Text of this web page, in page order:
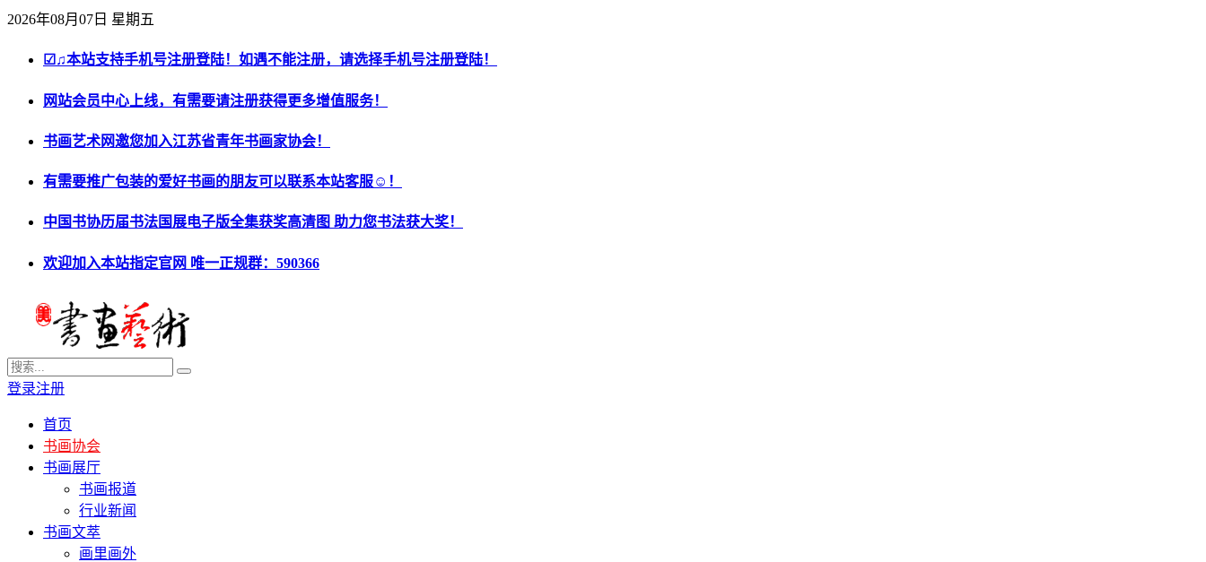
2026年08月07日 星期五
☑♫本站支持手机号注册登陆！如遇不能注册，请选择手机号注册登陆！
网站会员中心上线，有需要请注册获得更多增值服务！
书画艺术网邀您加入江苏省青年书画家协会！
有需要推广包装的爱好书画的朋友可以联系本站客服☺！
中国书协历届书法国展电子版全集获奖高清图 助力您书法获大奖！
欢迎加入本站指定官网 唯一正规群：590366
登录注册
首页
书画协会
书画展厅
书画报道
行业新闻
书画文萃
画里画外